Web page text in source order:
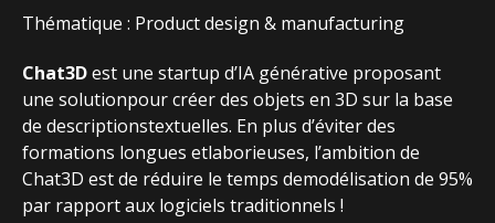
Thématique : Product design & manufacturing
Chat3Dest une startup d’IA générative proposant
une solutionpour créer des objets en 3D sur la base
de descriptionstextuelles. En plus d’éviter des
formations longues etlaborieuses, l’ambition de
Chat3D est de réduire le temps demodélisation de 95%
par rapport aux logiciels traditionnels !